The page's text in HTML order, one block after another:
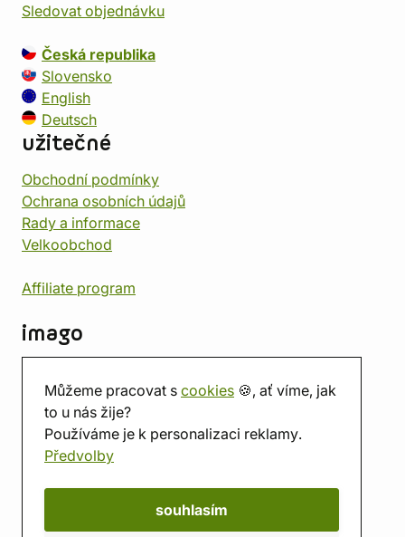
Můžeme pracovat s cookies 🍪, ať víme, jak
to u nás žije?
Používáme je k personalizaci reklamy.
Předvolby
souhlasím
Sledovat objednávku
Česká republika
Slovensko
English
Deutsch
užitečné
Obchodní podmínky
Ochrana osobních údajů
Rady a informace
Velkoobchod
Affiliate program
imago
Prodejna
Herna
O nás
Hodnocení obchodu